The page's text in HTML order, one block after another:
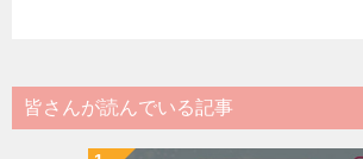
皆さんが読んでいる記事